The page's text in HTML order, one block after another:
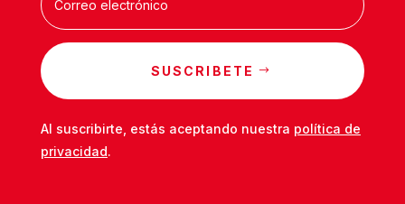
SUSCRIBETE
Al suscribirte, estás aceptando nuestra política de
privacidad.